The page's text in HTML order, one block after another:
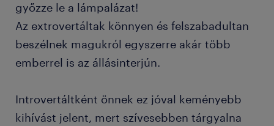
győzze le a lámpalázat!
Az extrovertáltak könnyen és felszabadultan
beszélnek magukról egyszerre akár több
emberrel is az állásinterjún.
Introvertáltként önnek ez jóval keményebb
kihívást jelent, mert szívesebben tárgyalna